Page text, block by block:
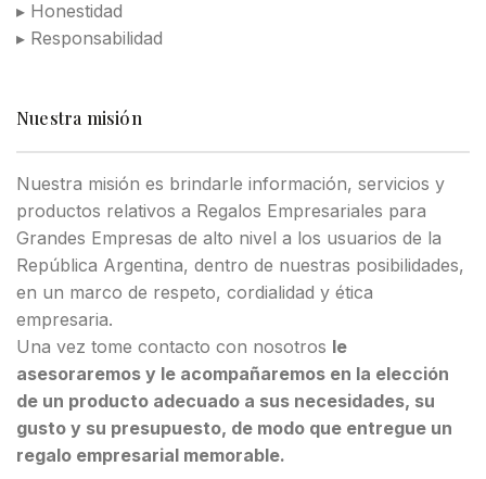
▸ Honestidad
▸ Responsabilidad
Nuestra misión
Nuestra misión es brindarle información, servicios y
productos relativos a Regalos Empresariales para
Grandes Empresas de alto nivel a los usuarios de la
República Argentina, dentro de nuestras posibilidades,
en un marco de respeto, cordialidad y ética
empresaria.
Una vez tome contacto con nosotros le
asesoraremos y le acompañaremos en la elección
de un producto adecuado a sus necesidades, su
gusto y su presupuesto, de modo que entregue un
regalo empresarial memorable.